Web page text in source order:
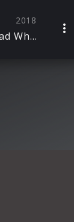
2018
Down The Road Wherever